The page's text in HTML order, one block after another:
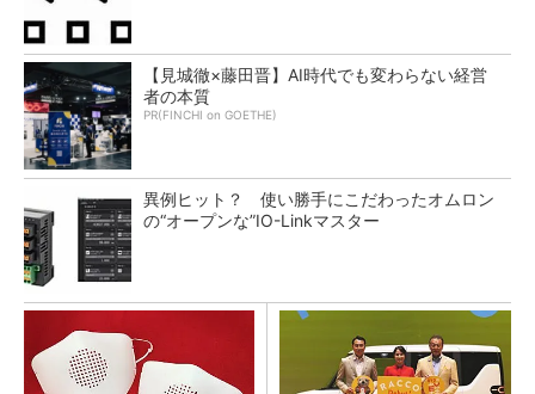
【見城徹×藤田晋】AI時代でも変わらない経営
者の本質
PR(FINCHI on GOETHE)
異例ヒット？ 使い勝手にこだわったオムロン
の“オープンな”IO-Linkマスター